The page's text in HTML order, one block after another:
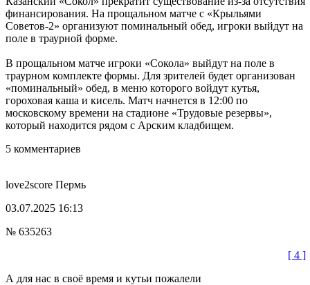
финансирования. На прощальном матче с «Крыльями
Советов-2» организуют поминальный обед, игроки выйдут на
поле в траурной форме.
В прощальном матче игроки «Сокола» выйдут на поле в
траурном комплекте формы. Для зрителей будет организован
«поминальный» обед, в меню которого войдут кутья,
гороховая каша и кисель. Матч начнется в 12:00 по
московскому времени на стадионе «Трудовые резервы»,
который находится рядом с Арским кладбищем.
5 комментариев
love2score Пермь
03.07.2025 16:13
№ 635263
[ 4 ]
А для нас в своё время и кутьи пожалели